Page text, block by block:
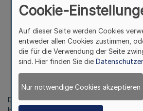
als Träger des Freiwilligen
Bek. d. Ministeriums für Generationen,
Integration - 313-
v. 6.4.2010
Die Bek. d. Ministeriums für Generationen,
Cookie-
Auf dieser Seite werden Cookies
entweder allen Cookies zustimmen,
die für die Verwendung der Seite
sind. Hier finden Sie die
Nur notwendige Cookies akzeptieren